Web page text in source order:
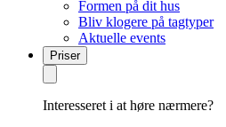
Formen på dit hus
Bliv klogere på tagtyper
Aktuelle events
Priser
Interesseret i at høre nærmere?